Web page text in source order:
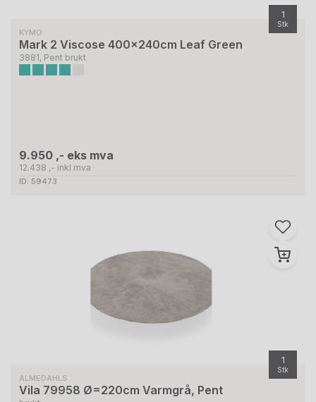
1
Stk
KYMO
Mark 2 Viscose 400x240cm Leaf Green
3881, Pent brukt
9.950 ,- eks mva
12.438 ,- inkl mva
ID: 59473
1
Stk
ALMEDAHLS
Vila 79958 Ø=220cm Varmgrå, Pent